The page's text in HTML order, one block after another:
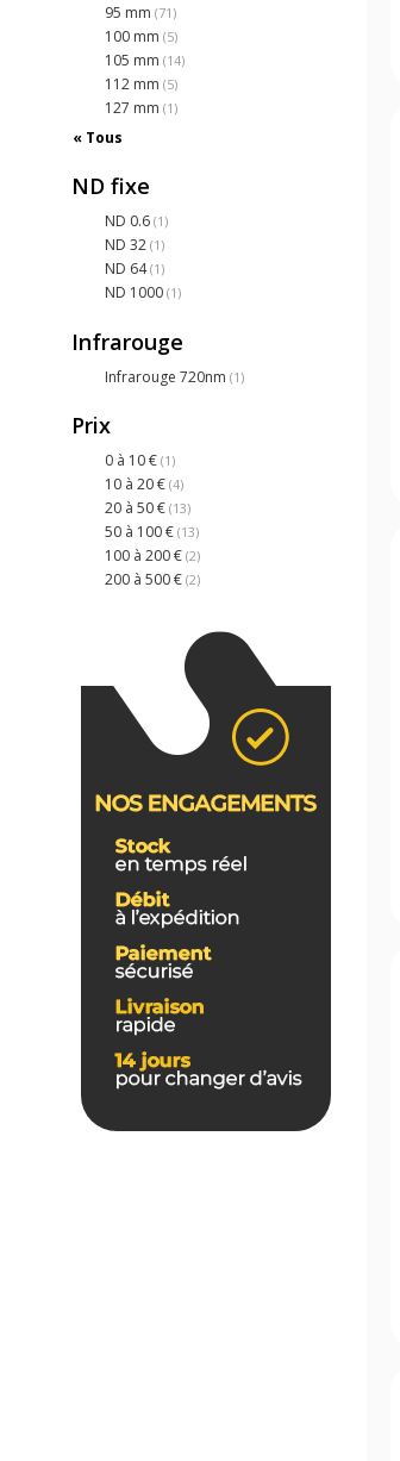
95 mm (71)
100 mm (5)
105 mm (14)
112 mm (5)
127 mm (1)
« Tous
ND fixe
ND 0.6 (1)
ND 32 (1)
ND 64(1)
ND 1000 (1)
Infrarouge
Infrarouge 720nm (1)
Prix
0 à 10 € (1)
10 à 20 € (4)
20 à 50 € (13)
50 à 100 € (13)
100 à 200 € (2)
200 à 500 € (2)